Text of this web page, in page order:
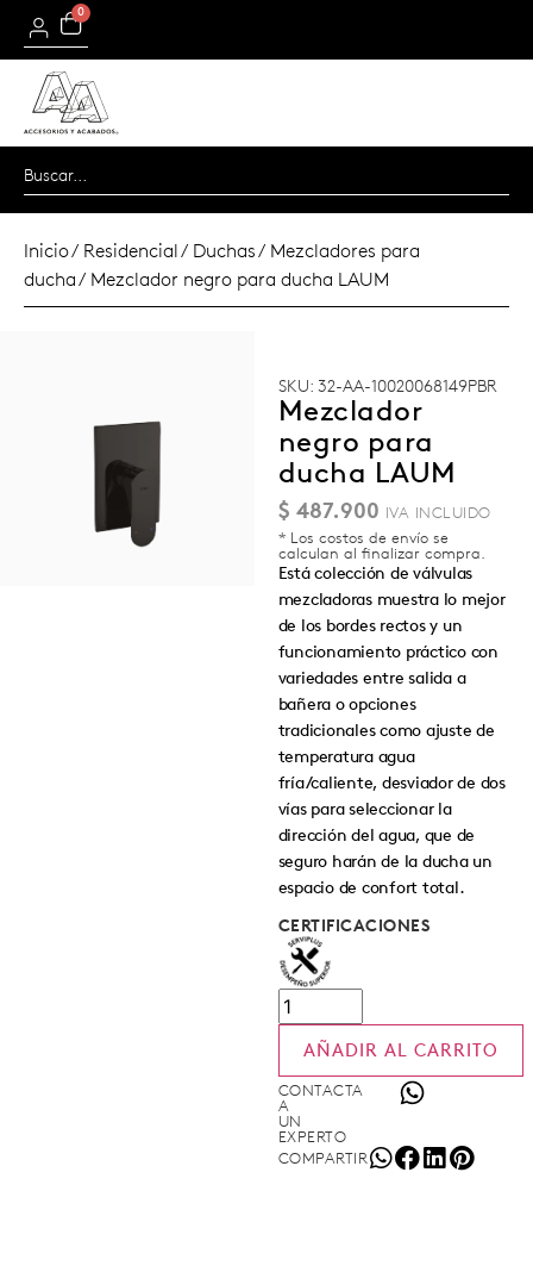
0
Inicio/ Residencial/ Duchas/ Mezcladores para
ducha/ Mezclador negro para ducha LAUM
SKU: 32-AA-10020068149PBR
Mezclador
negro para
ducha LAUM
$ 487.900
* Los costos de envío se
calculan al finalizar compra.
Está colección de válvulas
mezcladoras muestra lo mejor
de los bordes rectos y un
funcionamiento práctico con
variedades entre salida a
bañera o opciones
tradicionales como ajuste de
temperatura agua
fría/caliente, desviador de dos
vías para seleccionar la
dirección del agua, que de
seguro harán de la ducha un
espacio de confort total.
CERTIFICACIONES
AÑADIR AL CARRITO
CONTACTA
A
UN
EXPERTO
COMPARTIR